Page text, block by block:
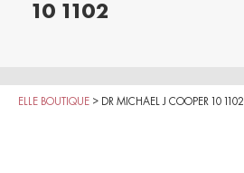
10 1102
ELLE BOUTIQUE > DR MICHAEL J COOPER 10 1102